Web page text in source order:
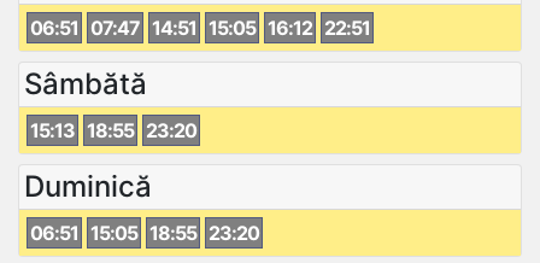
06:51 07:47 14:51 15:05 16:12 22:51
Sâmbătă
15:13 18:55 23:20
Duminică
06:51 15:05 18:55 23:20